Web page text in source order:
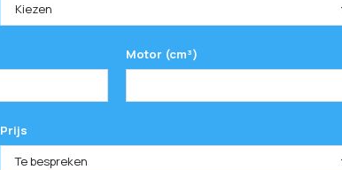
Kiezen
Motor (cm³)
Prijs
Te bespreken